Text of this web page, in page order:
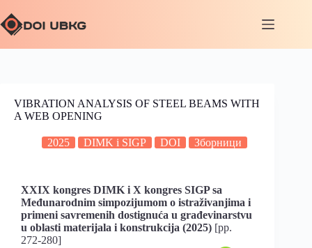
VIBRATION ANALYSIS OF STEEL BEAMS WITH
A WEB OPENING
2025 DIMK i SIGP DOI Зборници
XXIX kongres DIMK i X kongres SIGP sa
Međunarodnim simpozijumom o istraživanjima i
primeni savremenih dostignuća u građevinarstvu
u oblasti materijala i konstrukcija (2025) [pp.
272-280]